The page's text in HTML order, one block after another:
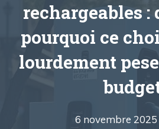
rechargeables :
pourquoi ce
lourdement
6 novembre 2025